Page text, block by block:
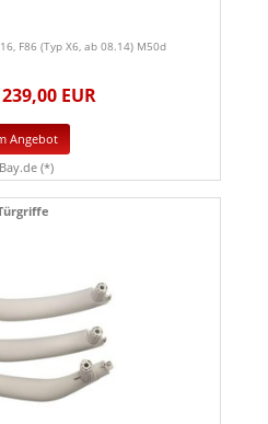
F86 (Typ X6, ab 08.14) M50d
239,00 EUR
Angebot
(*)